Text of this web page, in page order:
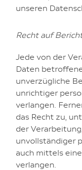
unseren
Recht auf
Jede von der
Daten
unverzügliche
unrichtiger
verlangen.
das Recht zu,
der
unvollständiger
auch mittels
verlangen.